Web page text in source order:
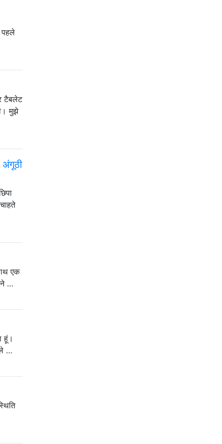
पहले
टैबलेट
मुझे
अंगूठी
एक
…
हूं।
…